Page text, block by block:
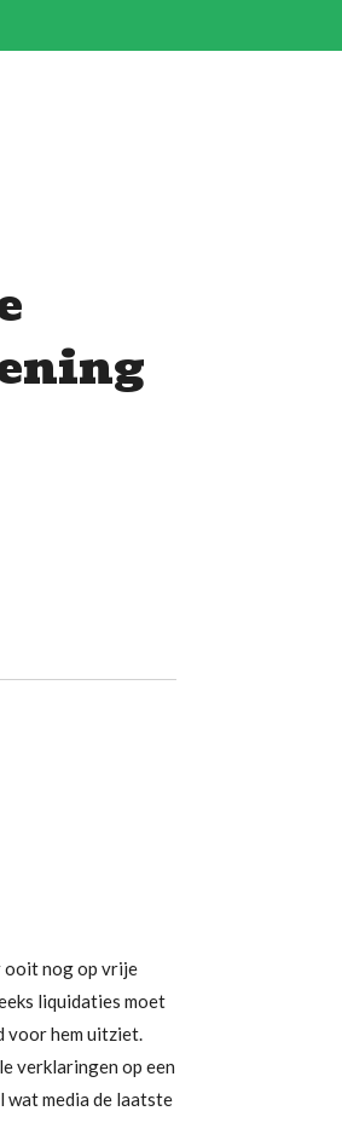
ooit nog op vrije
liquidaties moet
voor hem uitziet.
verklaringen op een
wat media de laatste